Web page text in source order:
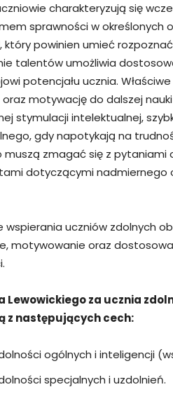
charakteryzują się
sprawności w określonych
który powinien umieć
talentów umożliwia
potencjału ucznia.
motywację do dalszej
stymulacji intelektualnej,
gdy napotykają na
zmagać się z pytaniami
dotyczącymi nadmiernego
wspierania uczniów zdolnych
motywowanie oraz
Lewowickiego za ucznia
z następujących cech:
ogólnych i inteligencji
specjalnych i uzdolnień.